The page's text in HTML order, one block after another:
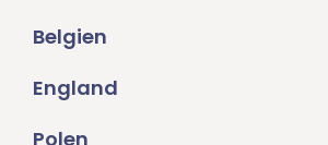
Belgien
England
Polen